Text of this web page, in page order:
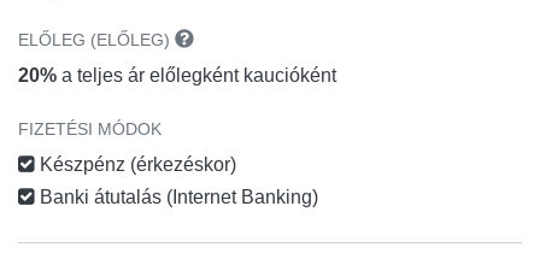
ELŐLEG (ELŐLEG)
20% a teljes ár előlegként kaucióként
FIZETÉSI MÓDOK
Készpénz (érkezéskor)
Banki átutalás (Internet Banking)